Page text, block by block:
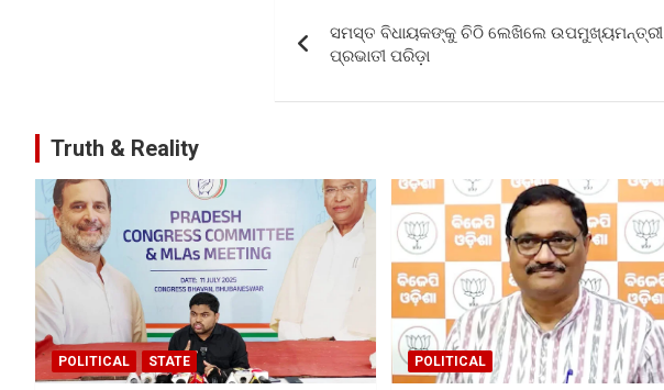
o
o
k
A
p
navigation
ସମସ୍ତ ବିଧାୟକଙ୍କୁ ଚିଠି ଲେଖିଲେ ଉପମୁଖ୍ୟମନ୍ତ୍ରୀ
ପ୍ରଭାତୀ ପରିଡ଼ା
Truth & Reality
POLITICAL STATE POLITICAL